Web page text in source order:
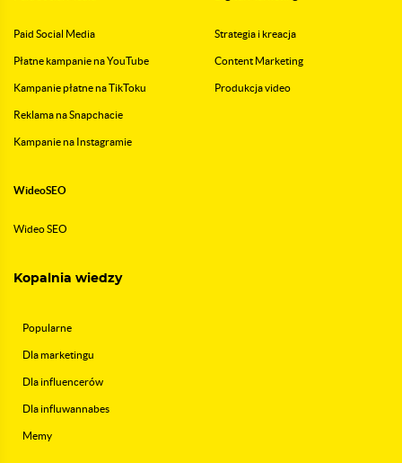
Paid Social Media
Płatne kampanie na YouTube
Kampanie płatne na TikToku
Reklama na Snapchacie
Kampanie na Instagramie
Strategia i kreacja
Content Marketing
Produkcja video
WideoSEO
Wideo SEO
Kopalnia wiedzy
Popularne
Dla marketingu
Dla influencerów
Dla influwannabes
Memy